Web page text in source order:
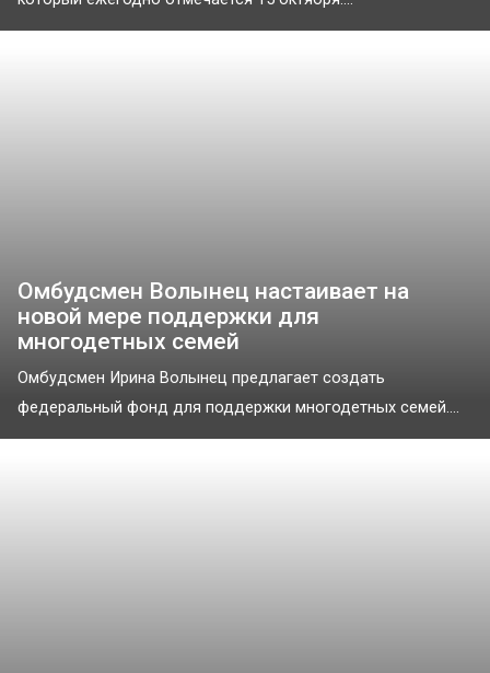
Омбудсмен Волынец настаивает на
новой мере поддержки для
многодетных семей
Омбудсмен Ирина Волынец предлагает создать
федеральный фонд для поддержки многодетных семей....